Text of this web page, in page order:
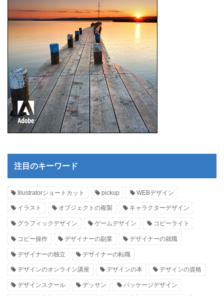
注目のキーワード
Illustratorショートカット pickup WEBデザイン
イラスト オブジェクトの複製 キャラクターデザイン
グラフィックデザイン ゲームデザイン コピーライト
コピー操作 デザイナーの副業 デザイナーの就職
デザイナーの独立 デザイナーの転職
デザインのオンライン講座 デザインの本 デザインの資格
デザインスクール デッサン パッケージデザイン